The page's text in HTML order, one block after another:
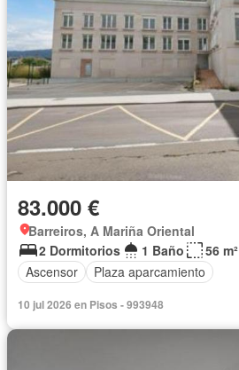
83.000 €
Barreiros, A Mariña Oriental
2 Dormitorios
1 Baño
56 m²
Ascensor
Plaza aparcamiento
10 jul 2026 en Pisos - 993948